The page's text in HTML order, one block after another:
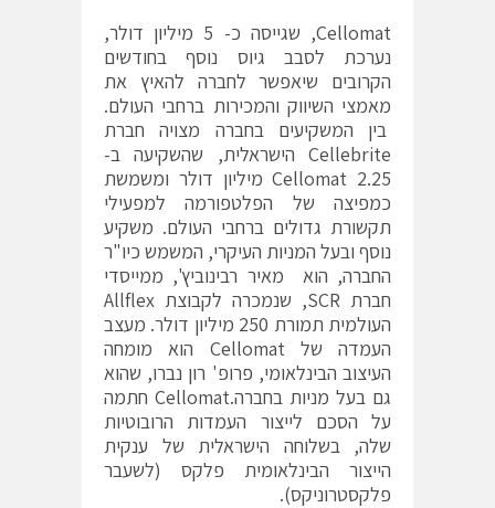
Cellomat, שגייסה כ- 5 מיליון דולר,
נערכת לסבב גיוס נוסף בחודשים
הקרובים שיאפשר לחברה להאיץ את
מאמצי השיווק והמכירות ברחבי העולם.
בין המשקיעים בחברה מצויה חברת
Cellebrite הישראלית, שהשקיעה ב-
Cellomat 2.25 מיליון דולר ומשמשת
כמפיצה של הפלטפורמה למפעילי
תקשורת גדולים ברחבי העולם. משקיע
נוסף ובעל המניות העיקרי, המשמש כיו"ר
החברה, הוא מאיר רבינוביץ', ממייסדי
חברת SCR, שנמכרה לקבוצת Allflex
העולמית תמורת 250 מיליון דולר. מעצב
העמדה של Cellomat הוא מומחה
העיצוב הבינלאומי, פרופ' רון נברו, שהוא
גם בעל מניות בחברה.Cellomat חתמה
על הסכם לייצור העמדות הרובוטיות
שלה, בשלוחה הישראלית של ענקית
הייצור הבינלאומית פלקס (לשעבר
פלקסטרוניקס).